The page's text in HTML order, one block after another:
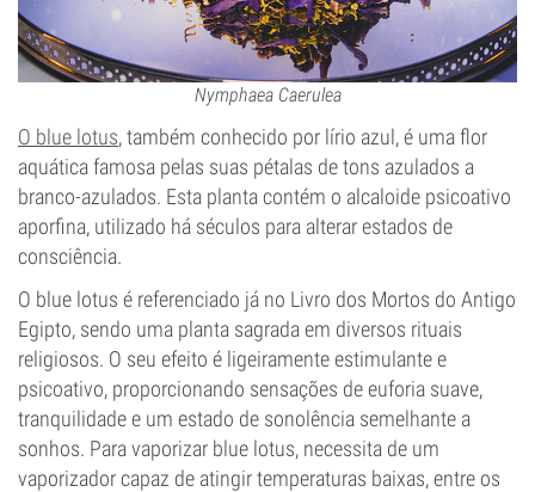
Nymphaea Caerulea
O blue lotus, também conhecido por lírio azul, é uma flor
aquática famosa pelas suas pétalas de tons azulados a
branco-azulados. Esta planta contém o alcaloide psicoativo
aporfina, utilizado há séculos para alterar estados de
consciência.
O blue lotus é referenciado já no Livro dos Mortos do Antigo
Egipto, sendo uma planta sagrada em diversos rituais
religiosos. O seu efeito é ligeiramente estimulante e
psicoativo, proporcionando sensações de euforia suave,
tranquilidade e um estado de sonolência semelhante a
sonhos. Para vaporizar blue lotus, necessita de um
vaporizador capaz de atingir temperaturas baixas, entre os